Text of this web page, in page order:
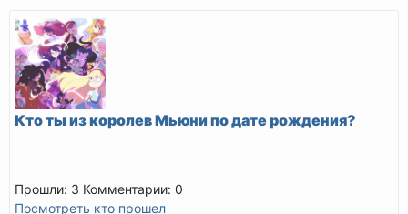
Кто ты из королев Мьюни по дате рождения?
Прошли: 3 Комментарии: 0
Посмотреть кто прошел